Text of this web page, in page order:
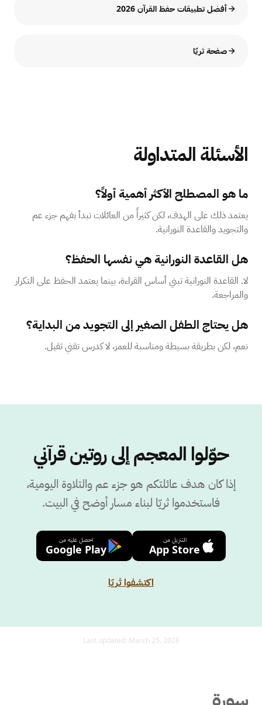
أفضل تطبيقات حفظ القرآن 2026
صفحة ثريّا
الأسئلة المتداولة
ما هو المصطلح الأكثر أهمية أولاً؟
يعتمد ذلك على الهدف، لكن كثيراً من العائلات تبدأ بفهم جزء عم
والتجويد والقاعدة النورانية.
هل القاعدة النورانية هي نفسها الحفظ؟
لا. القاعدة النورانية تبني أساس القراءة، بينما يعتمد الحفظ على التكرار
والمراجعة.
هل يحتاج الطفل الصغير إلى التجويد من البداية؟
نعم، لكن بطريقة بسيطة ومناسبة للعمر، لا كدرس تقني ثقيل.
حوّلوا المعجم إلى روتين قرآني
إذا كان هدف عائلتكم هو جزء عم والتلاوة اليومية،
فاستخدموا ثريّا لبناء مسار أوضح في البيت.
التنزيل من
App Store
احصل عليه من
Google Play
اكتشفوا ثريّا
Last updated: March 25, 2026
سورة